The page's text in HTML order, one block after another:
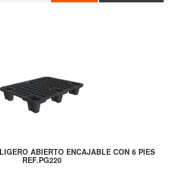
ABIERTO ENCAJABLE CON 6 PIES
REF.PG220